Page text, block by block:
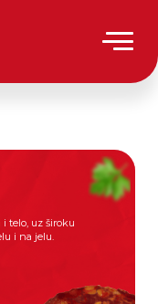
telo, uz široku
i na jelu.